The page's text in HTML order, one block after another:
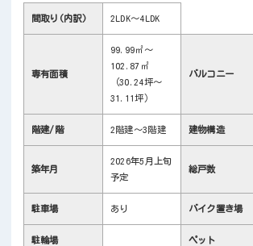
間取り(内訳) 2LDK～4LDK
専有面積
99.99㎡～
102.87㎡
（30.24坪～
31.11坪）
バルコニー
階建/階 2階建～3階建 建物構造
築年月
2026年5月上旬
予定
総戸数
駐車場 あり バイク置き場
駐輪場 ペット